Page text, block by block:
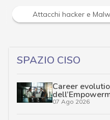
Attacchi hacker e
SPAZIO CISO
Career
07 Ago 2026